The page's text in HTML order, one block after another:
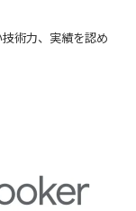
術力、実績を認め